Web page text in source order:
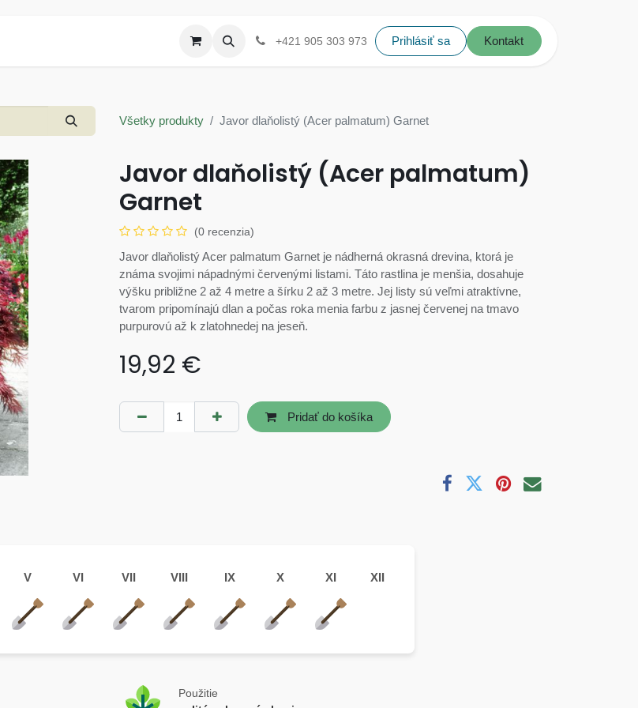
+421 905 303 973 Prihlásiť sa Kontakt
Všetky produkty Javor dlaňolistý (Acer palmatum) Garnet
Javor dlaňolistý (Acer palmatum)
Garnet
(0 recenzia)
Javor dlaňolistý Acer palmatum Garnet je nádherná okrasná drevina, ktorá je
známa svojimi nápadnými červenými listami. Táto rastlina je menšia, dosahuje
výšku približne 2 až 4 metre a šírku 2 až 3 metre. Jej listy sú veľmi atraktívne,
tvarom pripomínajú dlan a počas roka menia farbu z jasnej červenej na tmavo
purpurovú až k zlatohnedej na jeseň.
19,92 €
Pridať do košíka
V VI VII VIII IX X XI XII
Použitie